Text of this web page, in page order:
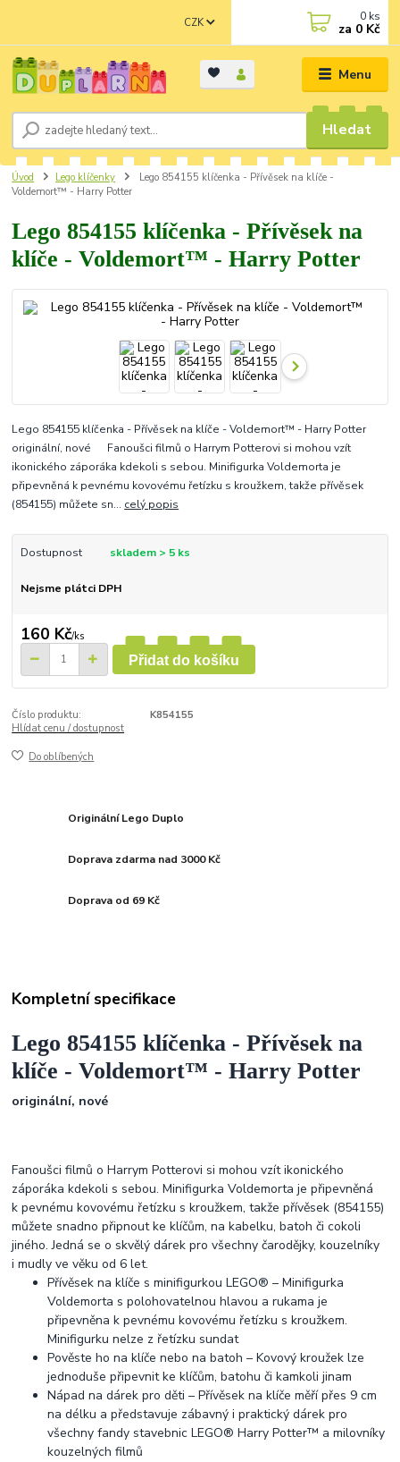
Menu
CZK
Hledat
0 ks
za 0 Kč
Úvod Lego klíčenky
Lego 854155 klíčenka - Přívěsek na klíče -
Voldemort™ - Harry Potter
Lego 854155 klíčenka - Přívěsek na
klíče - Voldemort™ - Harry Potter
Lego 854155 klíčenka - Přívěsek na klíče - Voldemort™ - Harry Potter
originální, nové Fanoušci filmů o Harrym Potterovi si mohou vzít
ikonického záporáka kdekoli s sebou. Minifigurka Voldemorta je
připevněná k pevnému kovovému řetízku s kroužkem, takže přívěsek
(854155) můžete sn... celý popis
Dostupnost skladem > 5 ks
Nejsme plátci DPH
160 Kč/ks
Přidat do košíku
Číslo produktu:
K854155
Hlídat cenu / dostupnost
Do oblíbených
Originální Lego Duplo
Doprava zdarma nad 3000 Kč
Doprava od 69 Kč
Kompletní specifikace
Lego 854155 klíčenka - Přívěsek na
klíče -Voldemort™ - Harry Potter
originální, nové
Fanoušci filmů o Harrym Potterovi si mohou vzít ikonického
záporáka kdekoli s sebou. Minifigurka Voldemorta je připevněná
k pevnému kovovému řetízku s kroužkem, takže přívěsek (854155)
můžete snadno připnout ke klíčům, na kabelku, batoh či cokoli
jiného. Jedná se o skvělý dárek pro všechny čarodějky, kouzelníky
i mudly ve věku od 6 let.
Přívěsek na klíče s minifigurkou LEGO® – Minifigurka
Voldemorta s polohovatelnou hlavou a rukama je
připevněna k pevnému kovovému řetízku s kroužkem.
Minifigurku nelze z řetízku sundat
Pověste ho na klíče nebo na batoh – Kovový kroužek lze
jednoduše připevnit ke klíčům, batohu či kamkoli jinam
Nápad na dárek pro děti – Přívěsek na klíče měří přes 9 cm
na délku a představuje zábavný i praktický dárek pro
všechny fandy stavebnic LEGO® Harry Potter™ a milovníky
kouzelných filmů